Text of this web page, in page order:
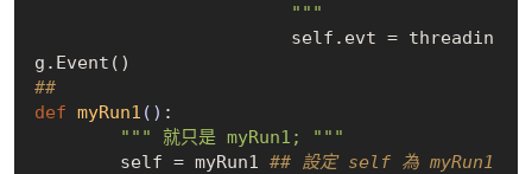
			"""
##
def myRun1 () :
""" 就只是 myRun1; """
	self = myRun1
## 設定 self 為 myRun1